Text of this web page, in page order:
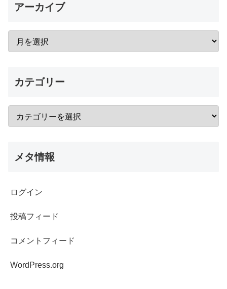
アーカイブ
カテゴリー
メタ情報
ログイン
投稿フィード
コメントフィード
WordPress.org